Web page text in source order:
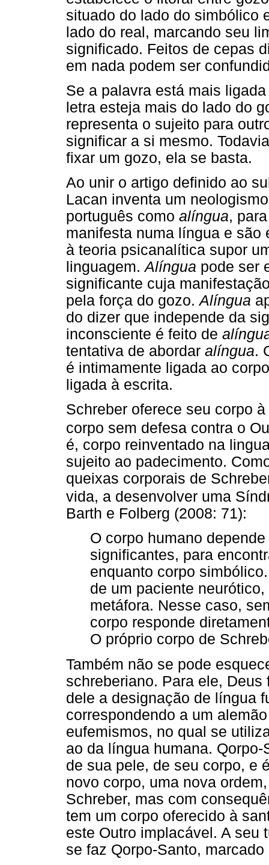
situado do lado do simbólico
lado do real, marcando seu
significado. Feitos de cepas
em nada podem ser
Se a palavra está mais
letra esteja mais do lado do
representa o sujeito para
significar a si mesmo.
fixar um gozo, ela se basta.
Ao unir o artigo definido ao
Lacan inventa um
português como alíngua,
manifesta numa língua e
à teoria psicanalítica supor
linguagem.Alíngua pode ser
significante cuja
pela força do gozo.Alíngua
do dizer que independe da
inconsciente é feito de
tentativa de abordar alíngua.
é intimamente ligada ao
ligada à escrita.
Schreber oferece seu corpo
corpo sem defesa contra o
é, corpo reinventado na
sujeito ao padecimento.
queixas corporais de
vida, a desenvolver uma
Barth e Folberg (2008: 71):
O corpo humano
significantes, para
enquanto corpo
de um paciente
metáfora. Nesse caso,
corpo responde
O próprio corpo de
Também não se pode
schreberiano. Para ele,
dele a designação de língua
correspondendo a um
eufemismos, no qual se
ao da língua humana.
de sua pele, de seu corpo, e
novo corpo, uma nova
Schreber, mas com
tem um corpo oferecido à
este Outro implacável. A seu
se faz Qorpo-Santo,